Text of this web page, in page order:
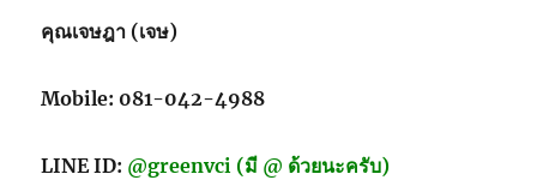
คุณเจษฎา (เจษ)
Mobile: 081-042-4988
LINE ID: @greenvci (มี @ ด้วยนะครับ)